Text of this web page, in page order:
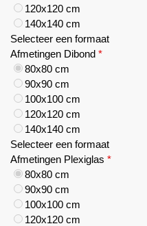
120x120 cm
140x140 cm
Selecteer een formaat
Afmetingen Dibond *
80x80 cm
90x90 cm
100x100 cm
120x120 cm
140x140 cm
Selecteer een formaat
Afmetingen Plexiglas *
80x80 cm
90x90 cm
100x100 cm
120x120 cm